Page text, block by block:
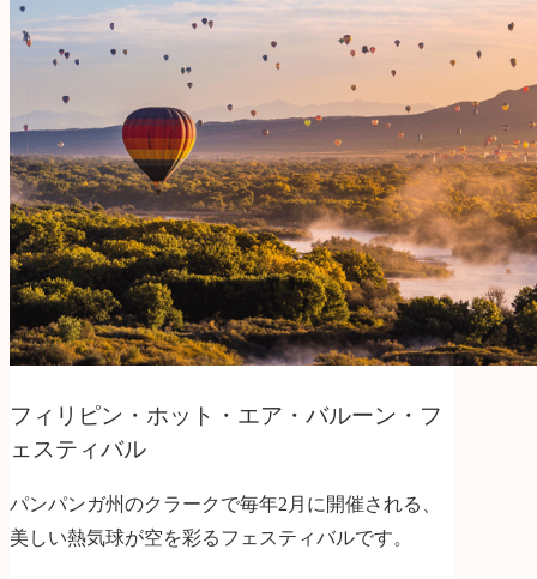
フィリピン・ホット・エア・バルーン・フ
ェスティバル
パンパンガ州のクラークで毎年2月に開催される、
美しい熱気球が空を彩るフェスティバルです。